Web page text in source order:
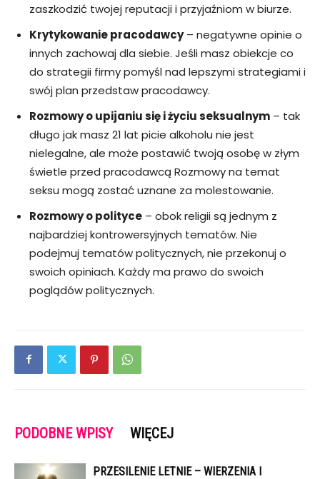
zaszkodzić twojej reputacji i przyjaźniom w biurze.
Krytykowanie pracodawcy– negatywne opinie o
innych zachowaj dla siebie. Jeśli masz obiekcje co
do strategii firmy pomyśl nad lepszymi strategiami i
swój plan przedstaw pracodawcy.
Rozmowy o upijaniu się i życiu seksualnym – tak
długo jak masz 21 lat picie alkoholu nie jest
nielegalne, ale może postawić twoją osobę w złym
świetle przed pracodawcą Rozmowy na temat
seksu mogą zostać uznane za molestowanie.
Rozmowy o polityce – obok religii są jednym z
najbardziej kontrowersyjnych tematów. Nie
podejmuj tematów politycznych, nie przekonuj o
swoich opiniach. Każdy ma prawo do swoich
poglądów politycznych.
PODOBNE WPISY WIĘCEJ
PRZESILENIE LETNIE – WIERZENIA I